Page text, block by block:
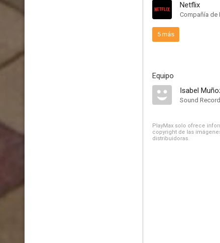
Netflix
Compañía de
5 más
Equipo
Isabel
Sound
PlayMax solo ofrece
copyright de las
distribuidoras.